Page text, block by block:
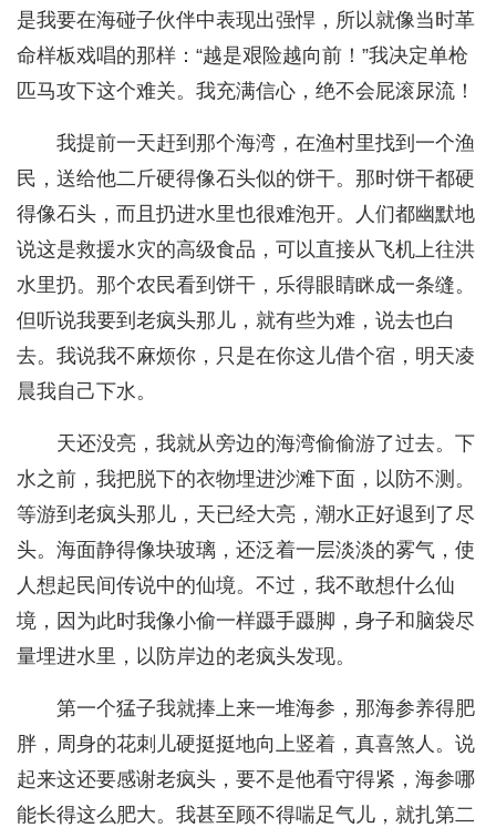
是我要在海碰子伙伴中表现出强悍，所以就像当时革
命样板戏唱的那样：“越是艰险越向前！”我决定单枪
匹马攻下这个难关。我充满信心，绝不会屁滚尿流！
我提前一天赶到那个海湾，在渔村里找到一个渔
民，送给他二斤硬得像石头似的饼干。那时饼干都硬
得像石头，而且扔进水里也很难泡开。人们都幽默地
说这是救援水灾的高级食品，可以直接从飞机上往洪
水里扔。那个农民看到饼干，乐得眼睛眯成一条缝。
但听说我要到老疯头那儿，就有些为难，说去也白
去。我说我不麻烦你，只是在你这儿借个宿，明天凌
晨我自己下水。
天还没亮，我就从旁边的海湾偷偷游了过去。下
水之前，我把脱下的衣物埋进沙滩下面，以防不测。
等游到老疯头那儿，天已经大亮，潮水正好退到了尽
头。海面静得像块玻璃，还泛着一层淡淡的雾气，使
人想起民间传说中的仙境。不过，我不敢想什么仙
境，因为此时我像小偷一样蹑手蹑脚，身子和脑袋尽
量埋进水里，以防岸边的老疯头发现。
第一个猛子我就捧上来一堆海参，那海参养得肥
胖，周身的花刺儿硬挺挺地向上竖着，真喜煞人。说
起来这还要感谢老疯头，要不是他看守得紧，海参哪
能长得这么肥大。我甚至顾不得喘足气儿，就扎第二